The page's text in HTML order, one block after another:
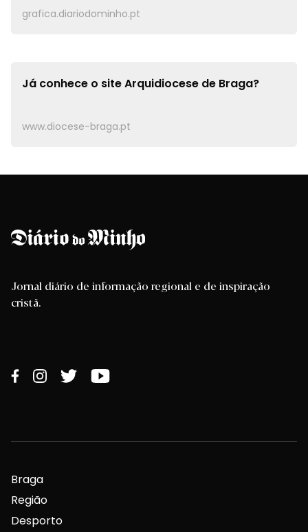
grafica.diariodominho.pt
Já conhece o siteArquidiocese de Braga?
www.diocese-braga.pt
Jornal diário de informação regional e de inspiração
cristã.
Braga
Região
Desporto